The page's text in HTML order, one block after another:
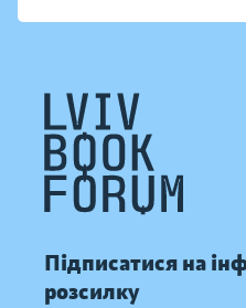
Підписатися на
розсилку